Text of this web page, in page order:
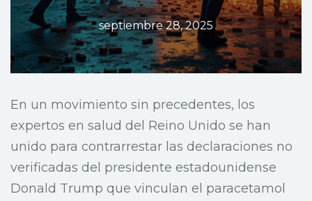
septiembre 28, 2025
En un movimiento sin precedentes, los
expertos en salud del Reino Unido se han
unido para contrarrestar las declaraciones no
verificadas del presidente estadounidense
Donald Trump que vinculan el paracetamol